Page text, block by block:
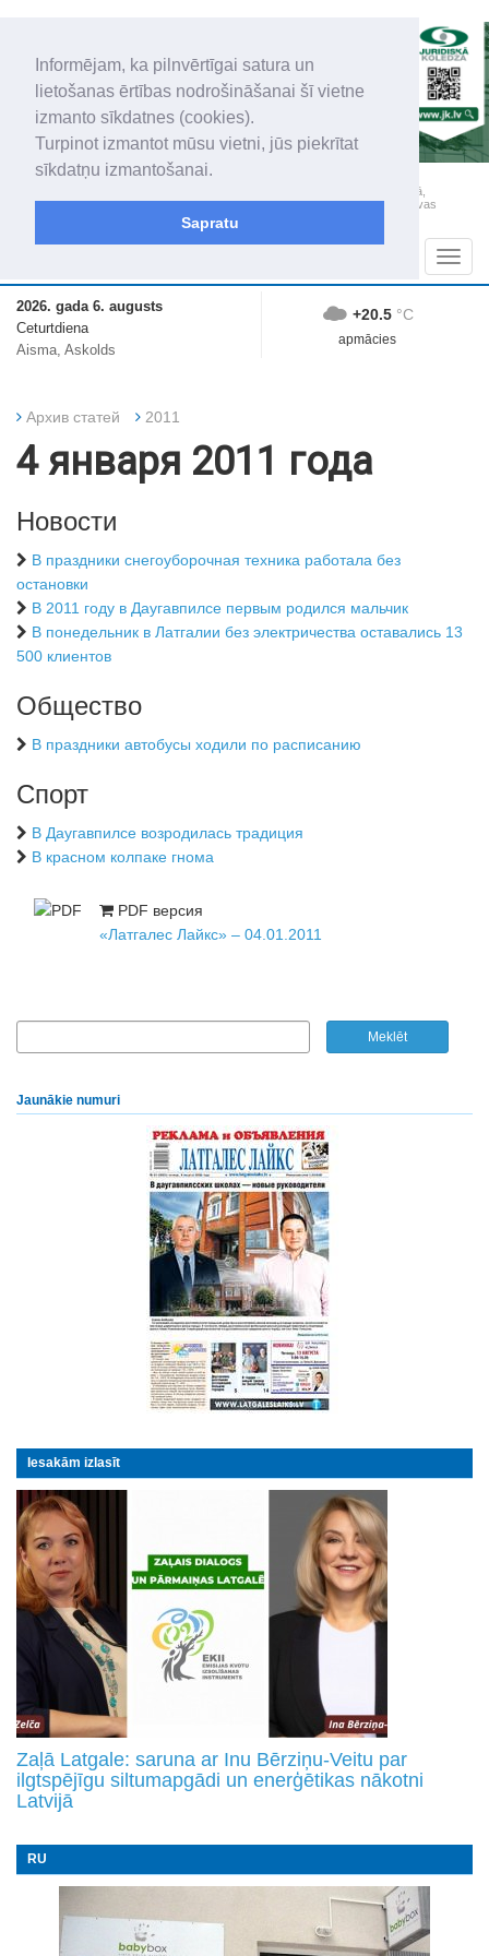
Informējam, ka pilnvērtīgai satura un
lietošanas ērtības nodrošināšanai šī vietne
izmanto sīkdatnes (cookies).
Turpinot izmantot mūsu vietni, jūs piekrītat
sīkdatņu izmantošanai.
Sapratu
„Latgales Laiks” iznāk latviešu un krievu valodās visā Dienvidlatgalē un Sēlijā,
„Latgales Laiks” latviešu valodā aptver Daugavpils valstspilsētu, Augšdaugavas
novadu un apkārtējos novadus un pilsētas.
2026. gada 6. augusts
Ceturtdiena
Aisma, Askolds
+20.5 °C
apmācies
Архив статей 2011
4 января 2011 года
Новости
В праздники снегоуборочная техника работала без
остановки
В 2011 году в Даугавпилсе первым родился мальчик
В понедельник в Латгалии без электричества оставались 13
500 клиентов
Общество
В праздники автобусы ходили по расписанию
Спорт
В Даугавпилсе возродилась традиция
В красном колпаке гнома
PDF версия
«Латгалес Лайкс» – 04.01.2011
Jaunākie numuri
Iesakām izlasīt
Zaļā Latgale: saruna ar Inu Bērziņu-Veitu par
ilgtspējīgu siltumapgādi un enerģētikas nākotni
Latvijā
RU